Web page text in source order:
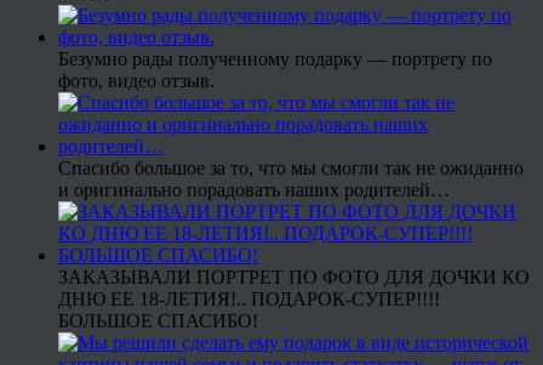
Безумно рады полученному подарку — портрету по
фото, видео отзыв.
Спасибо большое за то, что мы смогли так не ожиданно
и оригинально порадовать наших родителей…
ЗАКАЗЫВАЛИ ПОРТРЕТ ПО ФОТО ДЛЯ ДОЧКИ КО
ДНЮ ЕЕ 18-ЛЕТИЯ!.. ПОДАРОК-СУПЕР!!!!
БОЛЬШОЕ СПАСИБО!